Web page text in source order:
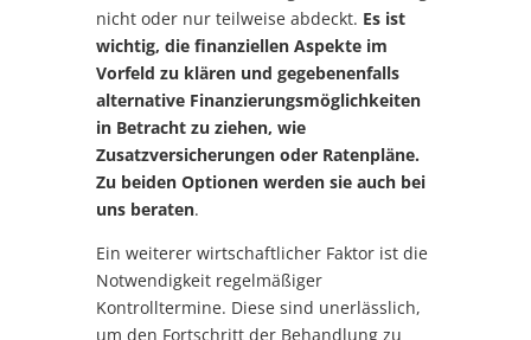
nicht oder nur teilweise abdeckt. Es ist
wichtig, die finanziellen Aspekte im
Vorfeld zu klären und gegebenenfalls
alternative Finanzierungsmöglichkeiten
in Betracht zu ziehen, wie
Zusatzversicherungen oder Ratenpläne.
Zu beiden Optionen werden sie auch bei
uns beraten.
Ein weiterer wirtschaftlicher Faktor ist die
Notwendigkeit regelmäßiger
Kontrolltermine. Diese sind unerlässlich,
um den Fortschritt der Behandlung zu